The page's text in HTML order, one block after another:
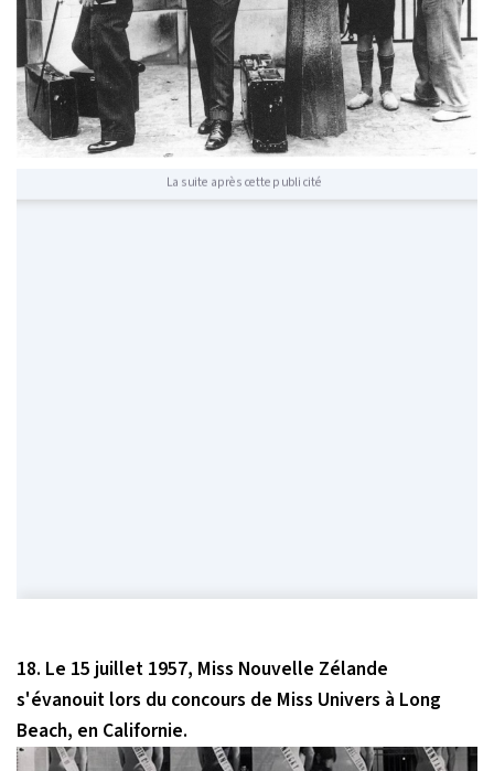
La suite après cette publicité
18. Le 15 juillet 1957, Miss Nouvelle Zélande
s'évanouit lors du concours de Miss Univers à Long
Beach, en Californie.